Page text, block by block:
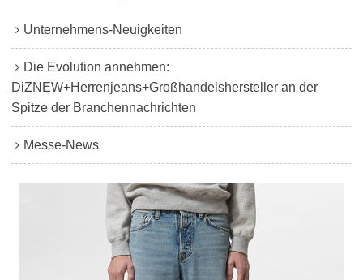
Unternehmens-Neuigkeiten
Die Evolution annehmen:
DiZNEW+Herrenjeans+Großhandelshersteller an der
Spitze der Branchennachrichten
Messe-News